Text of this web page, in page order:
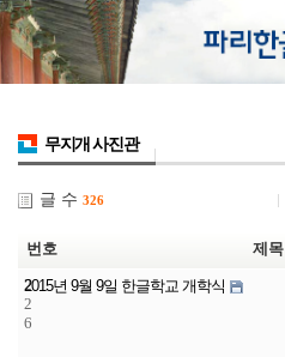
무지개 사진관
글 수 326
번호 제목
2
2
6
2015년 9월 9일 한글학교 개학식